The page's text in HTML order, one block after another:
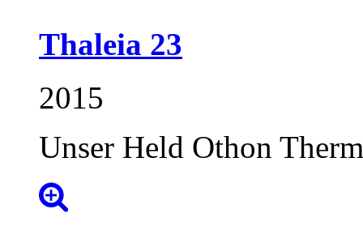
Thaleia 23
2015
Unser Held Othon